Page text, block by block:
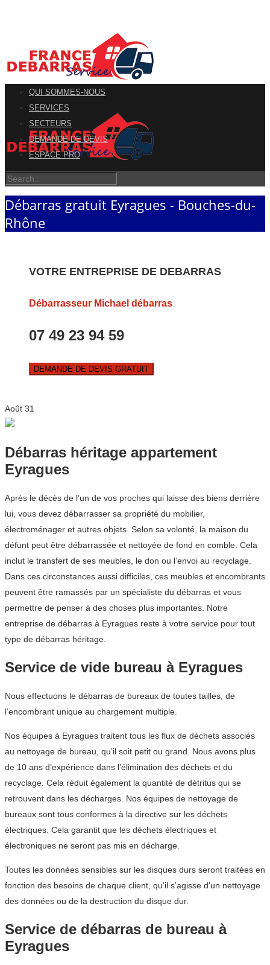
QUI SOMMES-NOUS
SERVICES
SECTEURS
DEMANDE DE DEVIS
ESPACE PRO
Débarras gratuit Eyragues - Bouches-du-
Rhône
VOTRE ENTREPRISE DE DEBARRAS
Débarrasseur Michael débarras
07 49 23 94 59
DEMANDE DE DEVIS GRATUIT
Août 31
Débarras héritage appartement
Eyragues
Après le décès de l’un de vos proches qui laisse des biens derrière
lui, vous devez débarrasser sa propriété du mobilier,
électroménager et autres objets. Selon sa volonté, la maison du
défunt peut être débarrassée et nettoyée de fond en comble. Cela
inclut le transfert de ses meubles, le don ou l’envoi au recyclage.
Dans ces circonstances aussi difficiles, ces meubles et encombrants
peuvent être ramassés par un spécialiste du débarras et vous
permettre de penser à des choses plus importantes. Notre
entreprise de débarras à Eyragues reste à votre service pour tout
type de débarras héritage.
Service de vide bureau à Eyragues
Nous effectuons le débarras de bureaux de toutes tailles, de
l’encombrant unique au chargement multiple.
Nos équipes à Eyragues traitent tous les flux de déchets associés
au nettoyage de bureau, qu’il soit petit ou grand. Nous avons plus
de 10 ans d’expérience dans l’élimination des déchets et du
recyclage. Cela réduit également la quantité de détritus qui se
retrouvent dans les décharges. Nos équipes de nettoyage de
bureaux sont tous conformes à la directive sur les déchets
électriques. Cela garantit que les déchets électriques et
électroniques ne seront pas mis en décharge.
Toutes les données sensibles sur les disques durs seront traitées en
fonction des besoins de chaque client, qu’il s’agisse d’un nettoyage
des données ou de la destruction du disque dur.
Service de débarras de bureau à
Eyragues